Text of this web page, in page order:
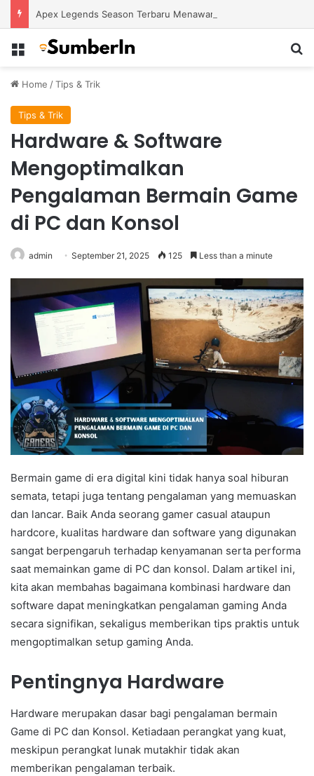
Menu
Home /Tips & Trik
Tips & Trik
Hardware & Software
Mengoptimalkan
Pengalaman Bermain Game
di PC dan Konsol
admin September 21, 2025 125 Less than a minute
Bermain game di era digital kini tidak hanya soal hiburan
semata, tetapi juga tentang pengalaman yang memuaskan
dan lancar. Baik Anda seorang gamer casual ataupun
hardcore, kualitas hardware dan software yang digunakan
sangat berpengaruh terhadap kenyamanan serta performa
saat memainkan game di PC dan konsol. Dalam artikel ini,
kita akan membahas bagaimana kombinasi hardware dan
software dapat meningkatkan pengalaman gaming Anda
secara signifikan, sekaligus memberikan tips praktis untuk
mengoptimalkan setup gaming Anda.
Pentingnya Hardware
Hardware merupakan dasar bagi pengalaman bermain
Game di PC dan Konsol. Ketiadaan perangkat yang kuat,
meskipun perangkat lunak mutakhir tidak akan
memberikan pengalaman terbaik.